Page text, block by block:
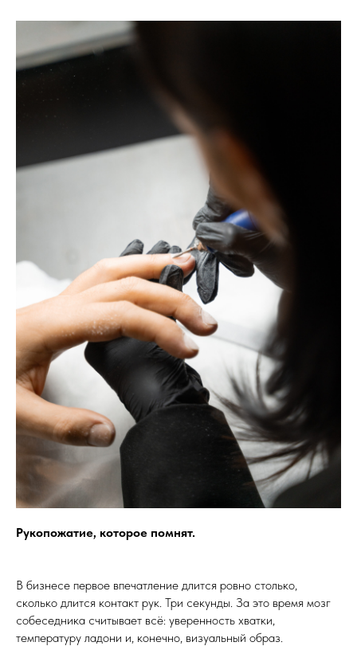
Рукопожатие, которое помнят.
В бизнесе первое впечатление длится ровно столько,
сколько длится контакт рук. Три секунды. За это время мозг
собеседника считывает всё: уверенность хватки,
температуру ладони и, конечно, визуальный образ.